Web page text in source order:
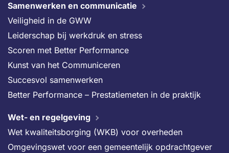
Samenwerken en communicatie
Veiligheid in de GWW
Leiderschap bij werkdruk en stress
Scoren met Better Performance
Kunst van het Communiceren
Succesvol samenwerken
Better Performance – Prestatiemeten in de praktijk
Wet- en regelgeving
Wet kwaliteitsborging (WKB) voor overheden
Omgevingswet voor een gemeentelijk opdrachtgever